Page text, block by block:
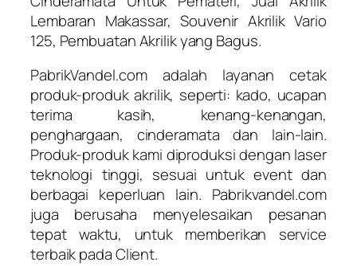
Lembaran Makassar, Souvenir Akrilik Vario
125, Pembuatan Akrilik yang Bagus.
PabrikVandel.com adalah layanan cetak
produk-produk akrilik, seperti: kado, ucapan
terima kasih, kenang-kenangan,
penghargaan, cinderamata dan lain-lain.
Produk-produk kami diproduksi dengan laser
teknologi tinggi, sesuai untuk event dan
berbagai keperluan lain. Pabrikvandel.com
juga berusaha menyelesaikan pesanan
tepat waktu, untuk memberikan service
terbaik pada Client.